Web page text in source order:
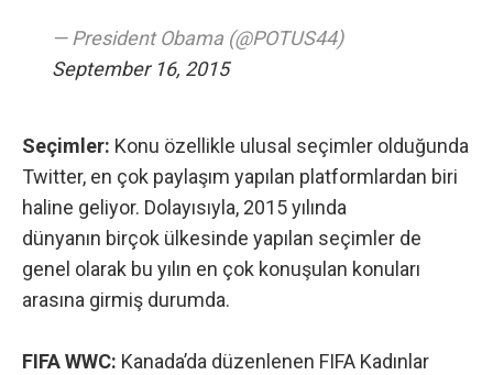
— President Obama (@POTUS44)
September 16, 2015
Seçimler: Konu özellikle ulusal seçimler olduğunda
Twitter, en çok paylaşım yapılan platformlardan biri
haline geliyor. Dolayısıyla, 2015 yılında
dünyanın birçok ülkesinde yapılan seçimler de
genel olarak bu yılın en çok konuşulan konuları
arasına girmiş durumda.
FIFA WWC: Kanada’da düzenlenen FIFA Kadınlar